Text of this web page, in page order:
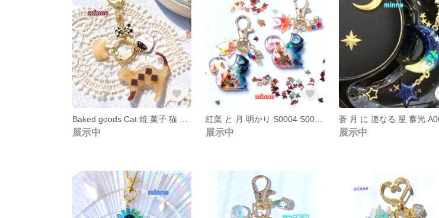
展示中
紅葉 と 月 明かり S0004 S0005 リス 赤 黄色 キーホルダー レジン 秋 冬 限定 プレゼント ギフト 贈り物
展示中 展示中